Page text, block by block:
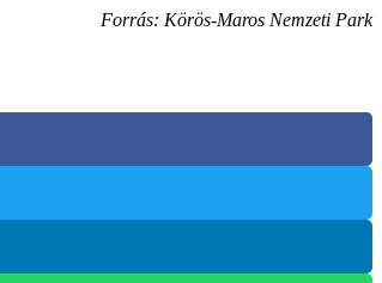
Forrás: Körös-Maros Nemzeti Park